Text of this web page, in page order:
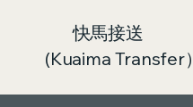
快馬接送
(Kuaima Transfer）